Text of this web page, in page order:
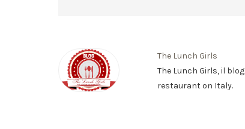
The Lunch Girls
The Lunch Girls, il
restaurant on Italy.